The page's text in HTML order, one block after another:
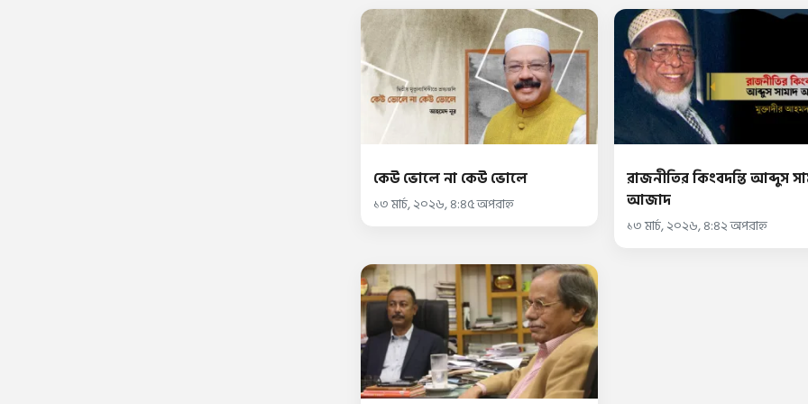
কেউ ভোলে না কেউ ভোলে
১৩ মার্চ, ২০২৬, ৪:৪৫ অপরাহ্ন
রাজনীতির কিংবদন্তি আব্দুস
আজাদ
১৩ মার্চ, ২০২৬, ৪:৪২ অপরাহ্ন